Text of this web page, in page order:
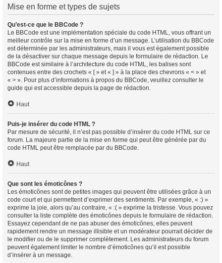
Mise en forme et types de sujets
Qu’est-ce que le BBCode ?
Le BBCode est une implémentation spéciale du code HTML, vous offrant un
meilleur contrôle sur la mise en forme d’un message. L’utilisation du BBCode
est déterminée par les administrateurs, mais il vous est également possible
de la désactiver sur chaque message depuis le formulaire de rédaction. Le
BBCode est similaire à l’architecture du code HTML, les balises sont
contenues entre des crochets « [ » et « ] » à la place des chevrons « < » et
« > ». Pour plus d’informations à propos du BBCode, veuillez consulter le
guide qui est accessible depuis la page de rédaction.
Haut
Puis-je insérer du code HTML ?
Par mesure de sécurité, il n’est pas possible d’insérer du code HTML sur ce
forum. La majeure partie de la mise en forme qui peut être générée par du
code HTML peut être remplacée par du BBCode.
Haut
Que sont les émoticônes ?
Les émoticônes sont de petites images qui peuvent être utilisées grâce à un
code court et qui permettent d’exprimer des sentiments. Par exemple, « :) »
exprime la joie, alors qu’au contraire, « :( » exprime la tristesse. Vous pouvez
consulter la liste complète des émoticônes depuis le formulaire de rédaction.
Essayez cependant de ne pas abuser des émoticônes, elles peuvent
rapidement rendre un message illisible et un modérateur pourrait décider de
le modifier ou de le supprimer complètement. Les administrateurs du forum
peuvent également limiter le nombre d’émoticônes qu’il est possible
d’insérer à un message.